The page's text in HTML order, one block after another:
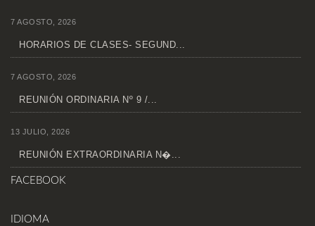
7 AGOSTO, 2026
HORARIOS DE CLASES- SEGUND...
7 AGOSTO, 2026
REUNIÓN ORDINARIA Nº 9 /...
13 JULIO, 2026
REUNIÓN EXTRAORDINARIA N�...
FACEBOOK
IDIOMA